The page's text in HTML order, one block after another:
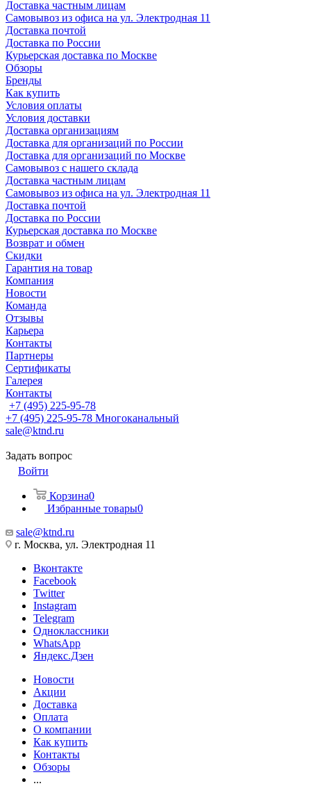
Доставка частным лицам
Самовывоз из офиса на ул. Электродная 11
Доставка почтой
Доставка по России
Курьерская доставка по Москве
Обзоры
Бренды
Как купить
Условия оплаты
Условия доставки
Доставка организациям
Доставка для организаций по России
Доставка для организаций по Москве
Самовывоз с нашего склада
Доставка частным лицам
Самовывоз из офиса на ул. Электродная 11
Доставка почтой
Доставка по России
Курьерская доставка по Москве
Возврат и обмен
Скидки
Гарантия на товар
Компания
Новости
Команда
Отзывы
Карьера
Контакты
Партнеры
Сертификаты
Галерея
Контакты
+7 (495) 225-95-78
+7 (495) 225-95-78 Многоканальный
sale@ktnd.ru
Задать вопрос
Войти
Корзина0
Избранные товары0
sale@ktnd.ru
г. Москва, ул. Электродная 11
Вконтакте
Facebook
Twitter
Instagram
Telegram
Одноклассники
WhatsApp
Яндекс.Дзен
Новости
Акции
Доставка
Оплата
О компании
Как купить
Контакты
Обзоры
...